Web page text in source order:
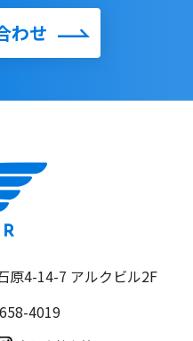
わせ
原4-14-7 アルクビル2F
4019